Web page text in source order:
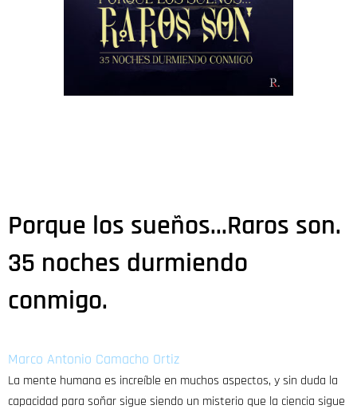
Porque los sueños...Raros son.
35 noches durmiendo
conmigo.
Marco Antonio Camacho Ortiz
La mente humana es increíble en muchos aspectos, y sin duda la
capacidad para soñar sigue siendo un misterio que la ciencia sigue